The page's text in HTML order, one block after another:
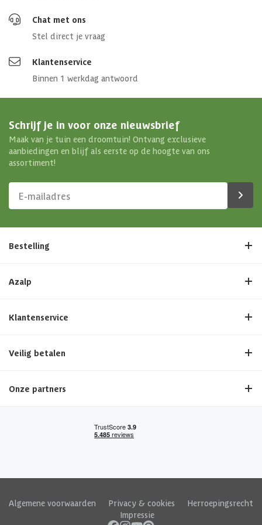
Chat met ons
Stel direct je vraag
Klantenservice
Binnen 1 werkdag antwoord
Schrijf je in voor onze nieuwsbrief
Maak van je tuin een droomtuin! Ontvang exclusieve
aanbiedingen en blijf als eerste op de hoogte van ons
assortiment!
Bestelling
Azalp
Klantenservice
Veilig betalen
Onze partners
Algemene voorwaarden Privacy & cookies
Herroepingsrecht
Impressie